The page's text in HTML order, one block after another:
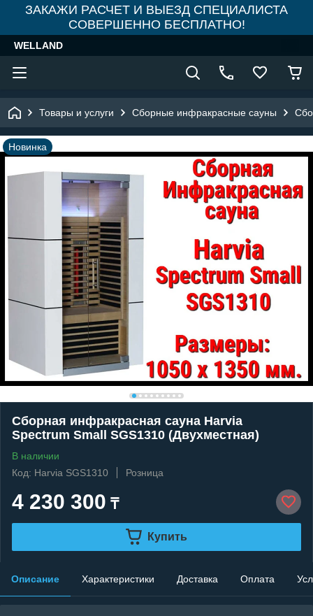
ЗАКАЖИ РАСЧЕТ И ВЫЕЗД СПЕЦИАЛИСТА
СОВЕРШЕННО БЕСПЛАТНО!
WELLAND
Товары и услуги Сборные инфракрасные сауны
Новинка
Сборная инфракрасная сауна Harvia
Spectrum Small SGS1310 (Двухместная)
В наличии
Код: Harvia SGS1310
Розница
4 230 300 ₸
Купить
Описание Характеристики Доставка Оплата